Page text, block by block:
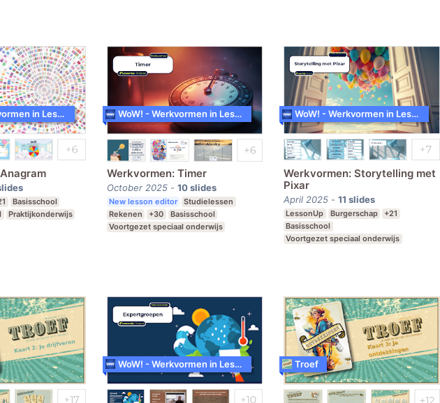
Basisschool
Praktijkonderwijs
WoW! - Werkvormen in LessonUp
Werkvormen: Timer
October 2025- 10 slides
New lesson editor
Studielessen
Rekenen
+30
Basisschool
Voortgezet speciaal onderwijs
WoW! - Werkvormen in LessonUp
Werkvormen: Storytelling met
Pixar
April 2025 - 11 slides
LessonUp Burgerschap
+21
Basisschool
Voortgezet speciaal onderwijs
WoW! - Werkvormen in LessonUp
WoW! - Werkvormen in LessonUp Troef